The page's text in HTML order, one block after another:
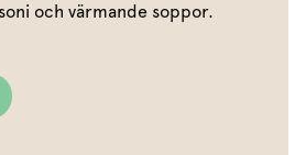
och värmande soppor.